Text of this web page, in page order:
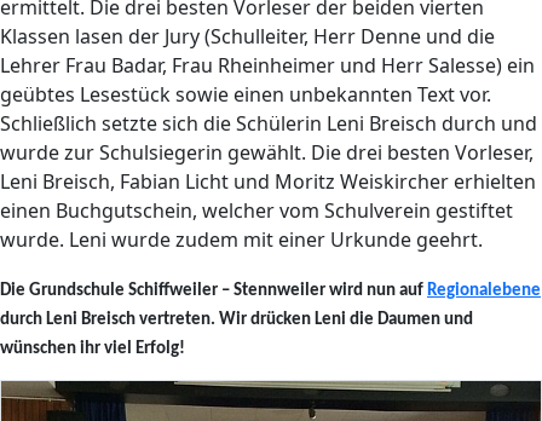
ermittelt. Die drei besten Vorleser der beiden vierten
Klassen lasen der Jury (Schulleiter, Herr Denne und die
Lehrer Frau Badar, Frau Rheinheimer und Herr Salesse) ein
geübtes Lesestück sowie einen unbekannten Text vor.
Schließlich setzte sich die Schülerin Leni Breisch durch und
wurde zur Schulsiegerin gewählt. Die drei besten Vorleser,
Leni Breisch, Fabian Licht und Moritz Weiskircher erhielten
einen Buchgutschein, welcher vom Schulverein gestiftet
wurde. Leni wurde zudem mit einer Urkunde geehrt.
Die Grundschule Schiffweiler – Stennweiler wird nun auf Regionalebene
durch Leni Breisch vertreten. Wir drücken Leni die Daumen und
wünschen ihr viel Erfolg!